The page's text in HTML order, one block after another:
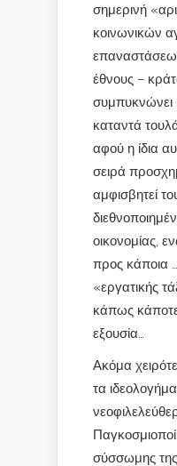
σημερινή
κοινωνικών
έθνους –
συμπυκνώνει
καταντά
αφού η ίδια
σειρά
αμφισβητεί
οικονομίας,
προς κάποια
«εργατικής
κάπως
εξουσία…
Ακόμα
τα
σύσσωμης της